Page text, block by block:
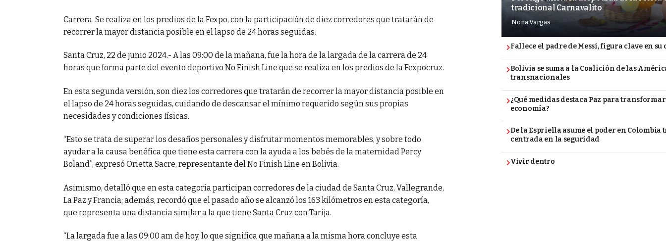
Carrera. Se realiza en los predios de la Fexpo, con la participación de diez corredores que tratarán de
recorrer la mayor distancia posible en el lapso de 24 horas seguidas.
Santa Cruz, 22 de junio 2024.- A las 09:00 de la mañana, fue la hora de la largada de la carrera de 24
horas que forma parte del evento deportivo No Finish Line que se realiza en los predios de la Fexpocruz.
En esta segunda versión, son diez los corredores que tratarán de recorrer la mayor distancia posible en
el lapso de 24 horas seguidas, cuidando de descansar el mínimo requerido según sus propias
necesidades y condiciones físicas.
“Esto se trata de superar los desafíos personales y disfrutar momentos memorables, y sobre todo
ayudar a la causa benéfica que tiene esta carrera con la ayuda a los bebés de la maternidad Percy
Boland”, expresó Orietta Sacre, representante del No Finish Line en Bolivia.
Asimismo, detalló que en esta categoría participan corredores de la ciudad de Santa Cruz, Vallegrande,
La Paz y Francia; además, recordó que el pasado año se alcanzó los 163 kilómetros en esta categoría,
que representa una distancia similar a la que tiene Santa Cruz con Tarija.
“La largada fue a las 09:00 am de hoy, lo que significa que mañana a la misma hora concluye esta
tradicional Carnavalito
Nona Vargas
Fallece el padre de Messi, figura clave en
Bolivia se suma a la Coalición de las
transnacionales
¿Qué medidas destaca Paz para
economía?
De la Espriella asume el poder en Colombia
centrada en la seguridad
Vivir dentro